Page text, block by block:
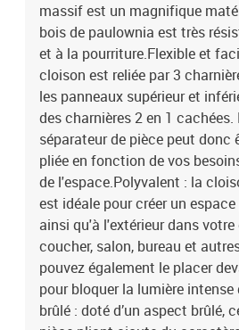
massif est un magnifique
bois de paulownia est très
et à la pourriture.Flexible et
cloison est reliée par 3
les panneaux supérieur et
des charnières 2 en 1 cachées.
séparateur de pièce peut donc
pliée en fonction de vos
de l'espace.Polyvalent : la
est idéale pour créer un
ainsi qu'à l'extérieur dans
coucher, salon, bureau et
pouvez également le placer
pour bloquer la lumière
brûlé : doté d’un aspect brûlé,